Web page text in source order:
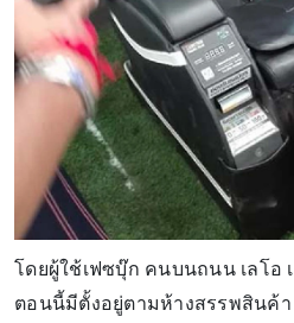
โดยผู้ใช้เฟซบุ๊ก คนบนถนน เลโอ
ตอนนี้มีตั้งอยู่ตามห้างสรรพสินค้